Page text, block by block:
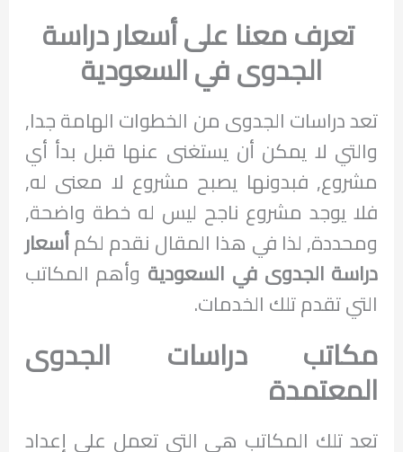
تعرف معنا على أسعار دراسة
الجدوى في السعودية
تعد دراسات الجدوى من الخطوات الهامة جدا,
والتي لا يمكن أن يستغنى عنها قبل بدأ أي
مشروع, فبدونها يصبح مشروع لا معنى له,
فلا يوجد مشروع ناجح ليس له خطة واضحة,
ومحددة, لذا في هذا المقال نقدم لكمأسعار
دراسة الجدوى في السعودية وأهم المكاتب
التي تقدم تلك الخدمات.
مكاتب دراسات الجدوى
المعتمدة
تعد تلك المكاتب هي التي تعمل على إعداد